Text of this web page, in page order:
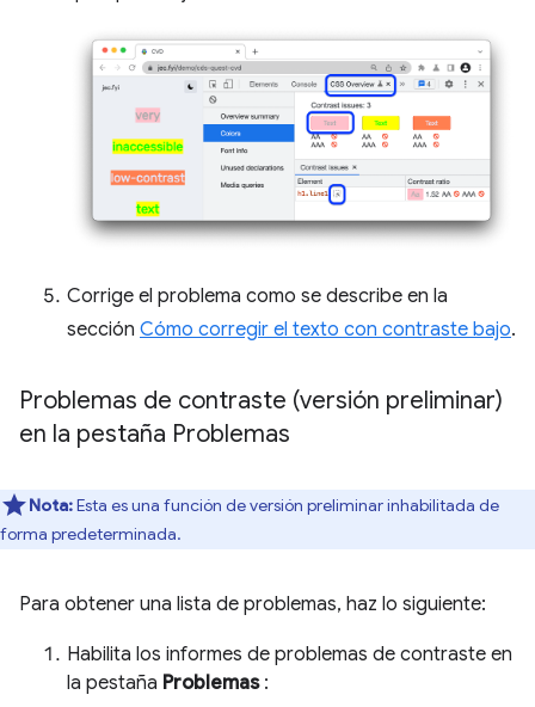
Corrige el problema como se describe en la
sección Cómo corregir el texto con contraste bajo.
Problemas de contraste (versión preliminar)
en la pestaña Problemas
Nota:Esta es una función de versión preliminar inhabilitada de
forma predeterminada.
Para obtener una lista de problemas, haz lo siguiente:
Habilita los informes de problemas de contraste en
la pestaña Problemas: